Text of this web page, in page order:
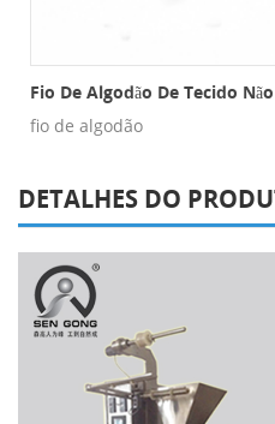
Fio De Algodão De Tecido
fio de algodão
DETALHES DO